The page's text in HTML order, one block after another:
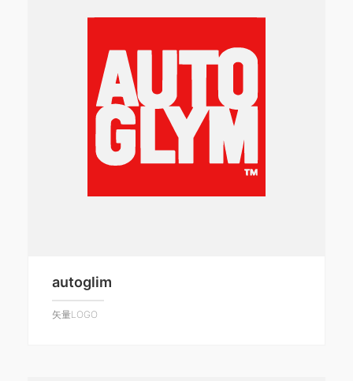
autoglim
矢量LOGO